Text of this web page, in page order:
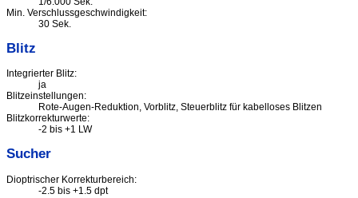
Min. Verschlussgeschwindigkeit:
30 Sek.
Blitz
Integrierter Blitz:
ja
Blitzeinstellungen:
Rote-Augen-Reduktion, Vorblitz, Steuerblitz für kabelloses Blitzen
Blitzkorrekturwerte:
-2 bis +1 LW
Sucher
Dioptrischer Korrekturbereich:
-2.5 bis +1.5 dpt